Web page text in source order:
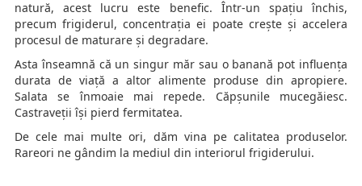
natură, acest lucru este benefic. Într-un spațiu închis,
precum frigiderul, concentrația ei poate crește și accelera
procesul de maturare și degradare.
Asta înseamnă că un singur măr sau o banană pot influența
durata de viață a altor alimente produse din apropiere.
Salata se înmoaie mai repede. Căpșunile mucegăiesc.
Castraveții își pierd fermitatea.
De cele mai multe ori, dăm vina pe calitatea produselor.
Rareori ne gândim la mediul din interiorul frigiderului.